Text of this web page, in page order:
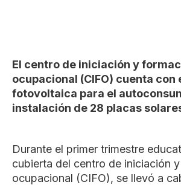
El centro de iniciación y
ocupacional (CIFO) cuenta con
fotovoltaica para el
instalación de 28 placas
Durante el primer trimestre
cubierta del centro de iniciación
ocupacional (CIFO), se llevó a